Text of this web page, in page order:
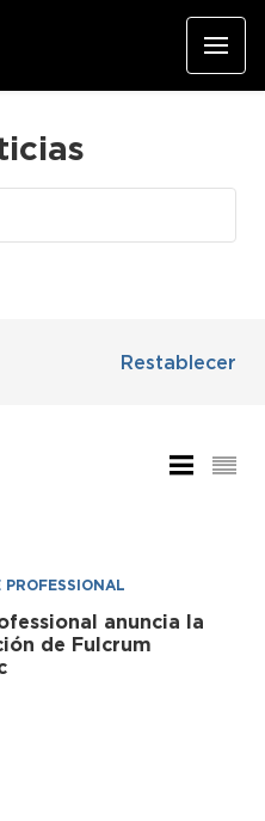
Restablecer
PROFESSIONAL
anuncia la
de Fulcrum